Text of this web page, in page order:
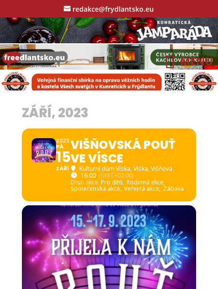
redakce@frydlantsko.eu
ZÁŘÍ, 2023
2023
PÁ
15
ZÁŘÍ
VIŠŇOVSKÁ POUŤ
VE VÍSCE
Kulturní dům Víska, Víska, Višňová
16.00 (GMT+02:00)
Druh akce Pro děti, Rodinná akce,
Společenská akce, Veřejná akce, Zábava